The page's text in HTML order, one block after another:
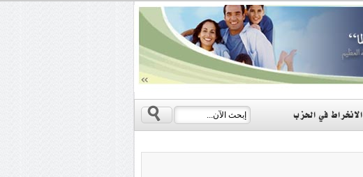
الانخراط في الحزب s